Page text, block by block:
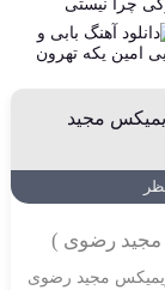
مجید
مجید رضوی )
مجید رضوی